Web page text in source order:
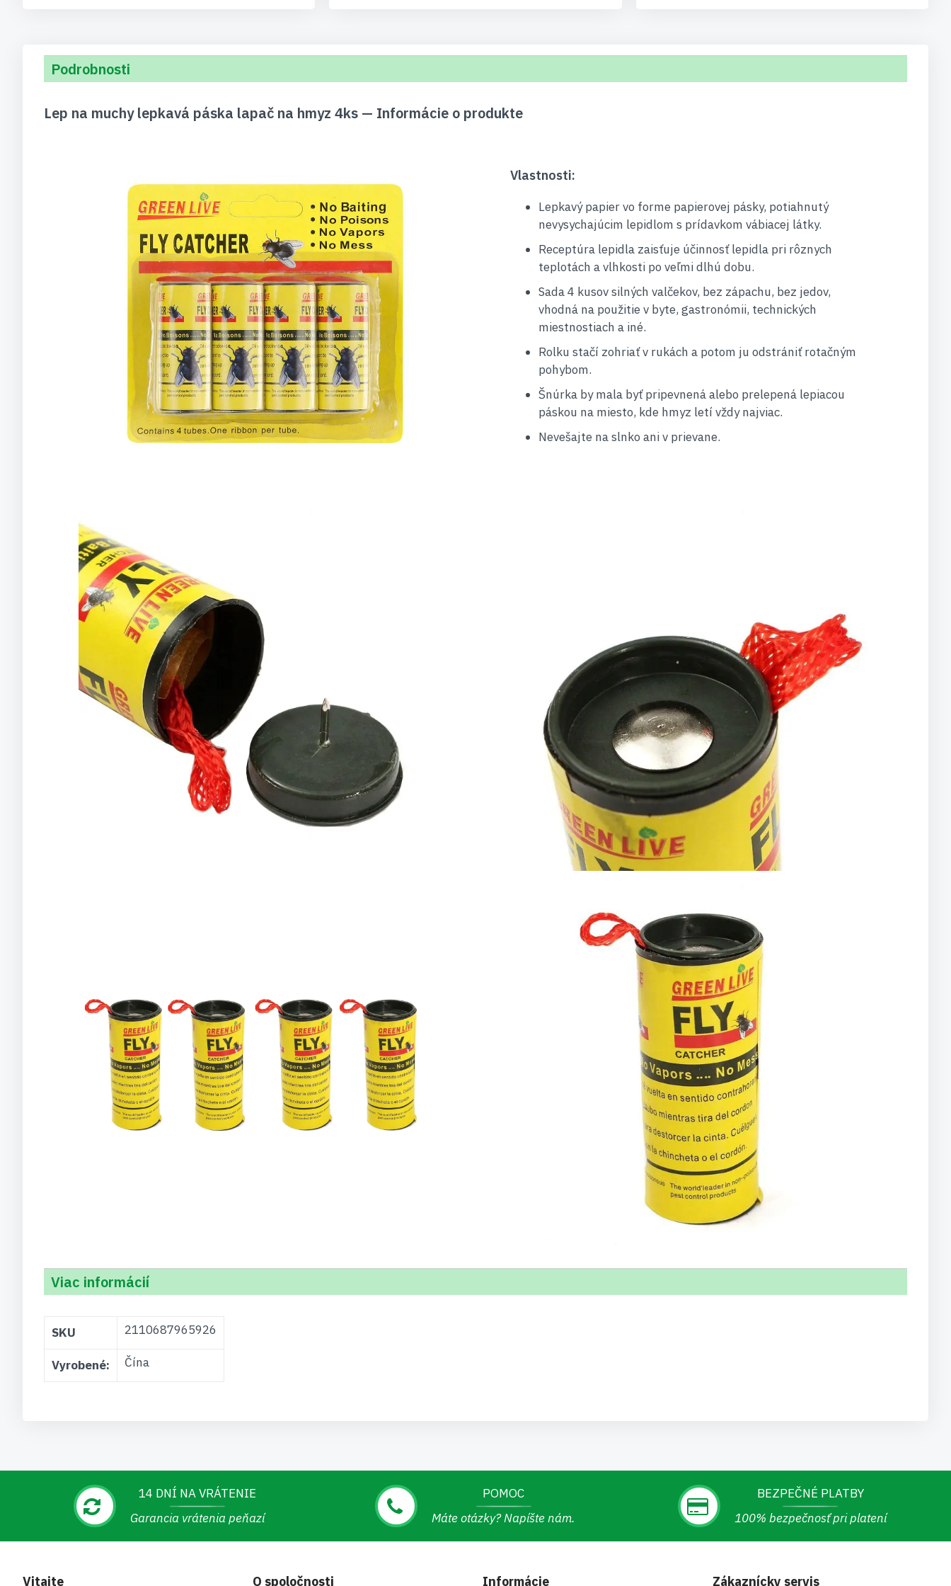
Podrobnosti
Lep na muchy lepkavá páska lapač na hmyz 4ks — Informácie o produkte
Vlastnosti:
Lepkavý papier vo forme papierovej pásky, potiahnutý
nevysychajúcim lepidlom s prídavkom vábiacej látky.
Receptúra ​​lepidla zaisťuje účinnosť lepidla pri rôznych
teplotách a vlhkosti po veľmi dlhú dobu.
Sada 4 kusov silných valčekov, bez zápachu, bez jedov,
vhodná na použitie v byte, gastronómii, technických
miestnostiach a iné.
Rolku stačí zohriať v rukách a potom ju odstrániť rotačným
pohybom.
Šnúrka by mala byť pripevnená alebo prelepená lepiacou
páskou na miesto, kde hmyz letí vždy najviac.
Nevešajte na slnko ani v prievane.
Viac informácií
informácií
SKU 2110687965926
Vyrobené: Čína
14 DNÍ NA VRÁTENIE
Garancia vrátenia peňazí
POMOC
Máte otázky? Napíšte nám.
BEZPEČNÉ PLATBY
100% bezpečnosť pri platení
Vitajte O spoločnosti Informácie Zákaznícky servis